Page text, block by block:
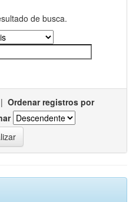
de busca.
| Ordenar registros por